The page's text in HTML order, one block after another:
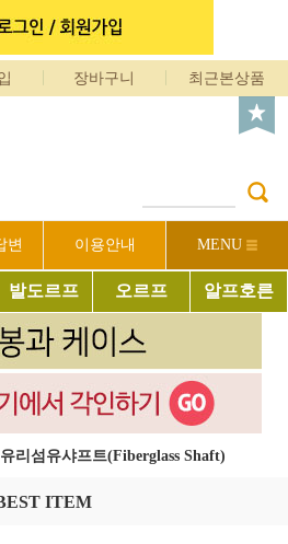
장바구니 최근본상품
변 이용안내 MENU
발도르프 오르프 알프호른
유리섬유샤프트(Fiberglass Shaft)
ITEM